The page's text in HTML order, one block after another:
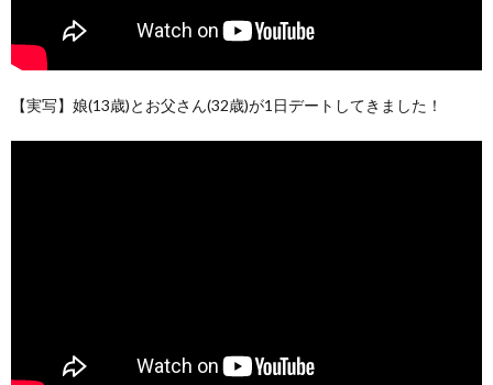
【実写】娘(13歳)とお父さん(32歳)が1日デートしてきました！